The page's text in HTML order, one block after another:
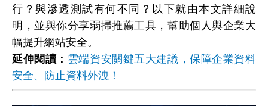
行？與滲透測試有何不同？以下就由本文詳細說
明，並與你分享弱掃推薦工具，幫助個人與企業大
幅提升網站安全。
延伸閱讀： 雲端資安關鍵五大建議，保障企業資料
安全、防止資料外洩！